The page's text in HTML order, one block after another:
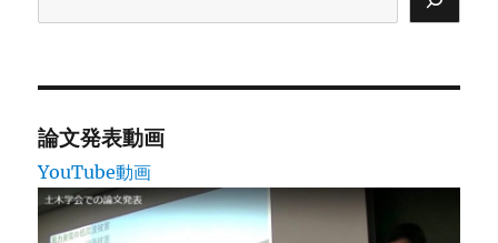
ー
ジ
送
り
論文発表動画
YouTube動画